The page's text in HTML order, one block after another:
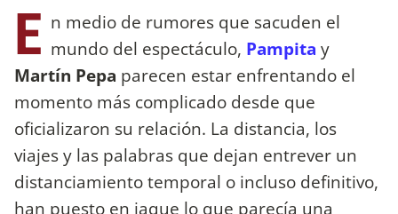
E n medio de rumores que sacuden el
mundo del espectáculo, Pampita y
Martín Pepa parecen estar enfrentando el
momento más complicado desde que
oficializaron su relación. La distancia, los
viajes y las palabras que dejan entrever un
distanciamiento temporal o incluso definitivo,
han puesto en jaque lo que parecía una